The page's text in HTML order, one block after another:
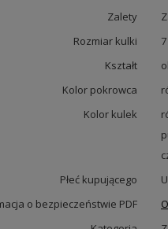
Zalety
Rozmiar kulki
Kształt
Kolor pokrowca
Kolor kulek
Płeć kupującego
o bezpieczeństwie PDF